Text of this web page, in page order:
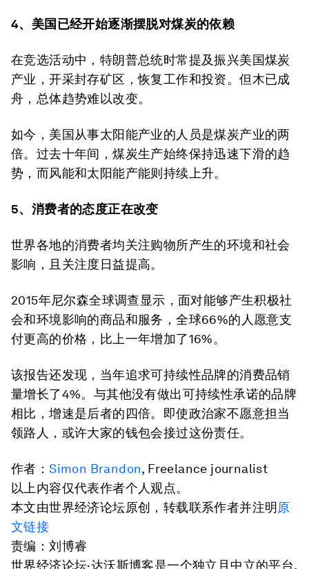
4、美国已经开始逐渐摆脱对煤炭的依赖
在竞选活动中，特朗普总统时常提及振兴美国煤炭
产业，开采封存矿区，恢复工作和投资。但木已成
舟，总体趋势难以改变。
如今，美国从事太阳能产业的人员是煤炭产业的两
倍。过去十年间，煤炭生产始终保持迅速下滑的趋
势，而风能和太阳能产能则持续上升。
5、消费者的态度正在改变
世界各地的消费者均关注购物所产生的环境和社会
影响，且关注度日益提高。
2015年尼尔森全球调查显示，面对能够产生积极社
会和环境影响的商品和服务，全球66%的人愿意支
付更高的价格，比上一年增加了16%。
该报告还发现，当年追求可持续性品牌的消费品销
量增长了4%。与其他没有做出可持续性承诺的品牌
相比，增速是后者的四倍。即使政治家不愿意担当
领路人，或许大家的钱包会接过这份责任。
作者：Simon Brandon, Freelance journalist
以上内容仅代表作者个人观点。
本文由世界经济论坛原创，转载联系作者并注明 原
文链接
责编：刘博睿
世界经济论坛·达沃斯博客是一个独立且中立的平台,